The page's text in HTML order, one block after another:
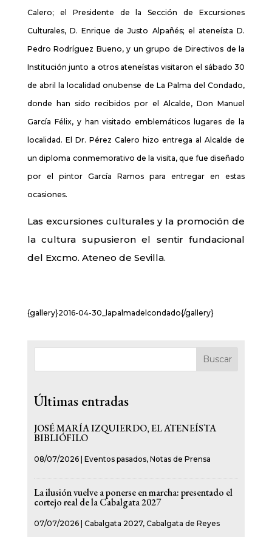
Calero; el Presidente de la Sección de Excursiones
Culturales, D. Enrique de Justo Alpañés; el ateneísta D.
Pedro Rodríguez Bueno, y un grupo de Directivos de la
Institución junto a otros ateneístas visitaron el sábado 30
de abril la localidad onubense de La Palma del Condado,
donde han sido recibidos por el Alcalde, Don Manuel
García Félix, y han visitado emblemáticos lugares de la
localidad. El Dr. Pérez Calero hizo entrega al Alcalde de
un diploma conmemorativo de la visita, que fue diseñado
por el pintor García Ramos para entregar en estas
ocasiones.
Las excursiones culturales y la promoción de
la cultura supusieron el sentir fundacional
del Excmo. Ateneo de Sevilla.
{gallery}2016-04-30_lapalmadelcondado{/gallery}
Buscar
Últimas entradas
JOSÉ MARÍA IZQUIERDO, EL ATENEÍSTA
BIBLIÓFILO
08/07/2026| Eventos pasados, Notas de Prensa
La ilusión vuelve a ponerse en marcha: presentado el
cortejo real de la Cabalgata 2027
07/07/2026| Cabalgata 2027, Cabalgata de Reyes